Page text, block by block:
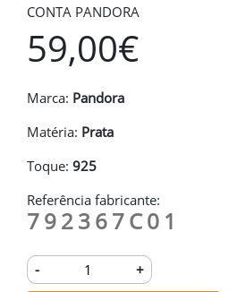
CONTA PANDORA
59,00€
Marca: Pandora
Matéria: Prata
Toque: 925
Referência fabricante:
792367C01
- +